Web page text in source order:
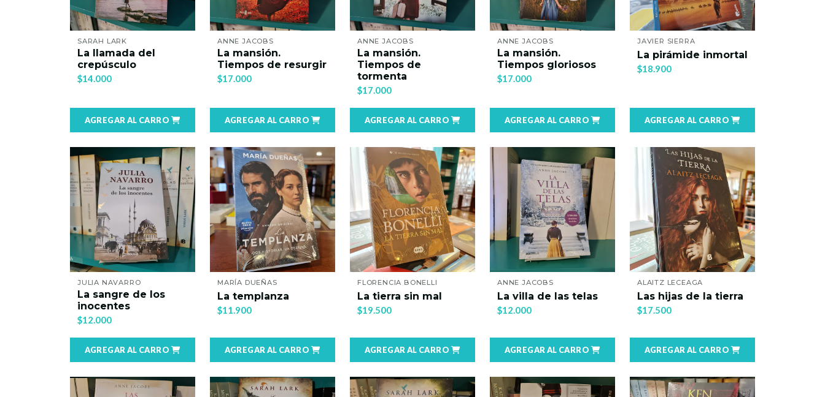
SARAH LARK
La llamada del
crepúsculo
$14.000
AGREGAR AL CARRO
ANNE JACOBS
La mansión.
Tiempos de resurgir
$17.000
AGREGAR AL CARRO
ANNE JACOBS
La mansión.
Tiempos de
tormenta
$17.000
AGREGAR AL CARRO
ANNE JACOBS
La mansión.
Tiempos gloriosos
$17.000
AGREGAR AL CARRO
JAVIER SIERRA
La pirámide inmortal
$18.900
AGREGAR AL CARRO
JULIA NAVARRO
La sangre de los
inocentes
$12.000
AGREGAR AL CARRO
MARÍA DUEÑAS
La templanza
$11.900
AGREGAR AL CARRO
FLORENCIA BONELLI
La tierra sin mal
$19.500
AGREGAR AL CARRO
ANNE JACOBS
La villa de las telas
$12.000
AGREGAR AL CARRO
ALAITZ LECEAGA
Las hijas de la tierra
$17.500
AGREGAR AL CARRO